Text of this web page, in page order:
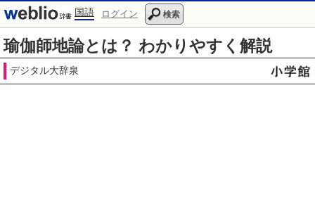
国語 ログイン 検索
瑜伽師地論とは？ わかりやすく解説
デジタル大辞泉